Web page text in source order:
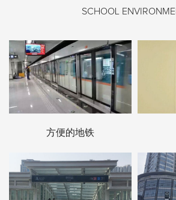
SCHOOL
方便的地铁